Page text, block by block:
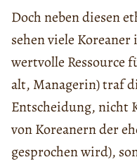
Doch neben diesen
sehen viele Koreaner
wertvolle Ressource
alt, Managerin) traf
Entscheidung, nicht
von Koreanern der
gesprochen wird),